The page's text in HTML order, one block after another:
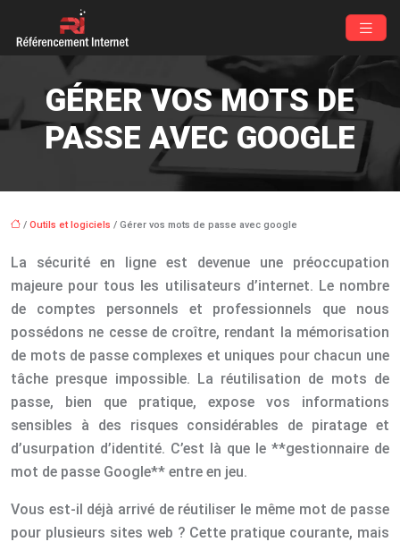
GÉRER VOS MOTS DE
PASSE AVEC GOOGLE
/ Outils et logiciels / Gérer vos mots de passe avec google
La sécurité en ligne est devenue une préoccupation
majeure pour tous les utilisateurs d’internet. Le nombre
de comptes personnels et professionnels que nous
possédons ne cesse de croître, rendant la mémorisation
de mots de passe complexes et uniques pour chacun une
tâche presque impossible. La réutilisation de mots de
passe, bien que pratique, expose vos informations
sensibles à des risques considérables de piratage et
d’usurpation d’identité. C’est là que le **gestionnaire de
mot de passe Google** entre en jeu.
Vous est-il déjà arrivé de réutiliser le même mot de passe
pour plusieurs sites web ? Cette pratique courante, mais